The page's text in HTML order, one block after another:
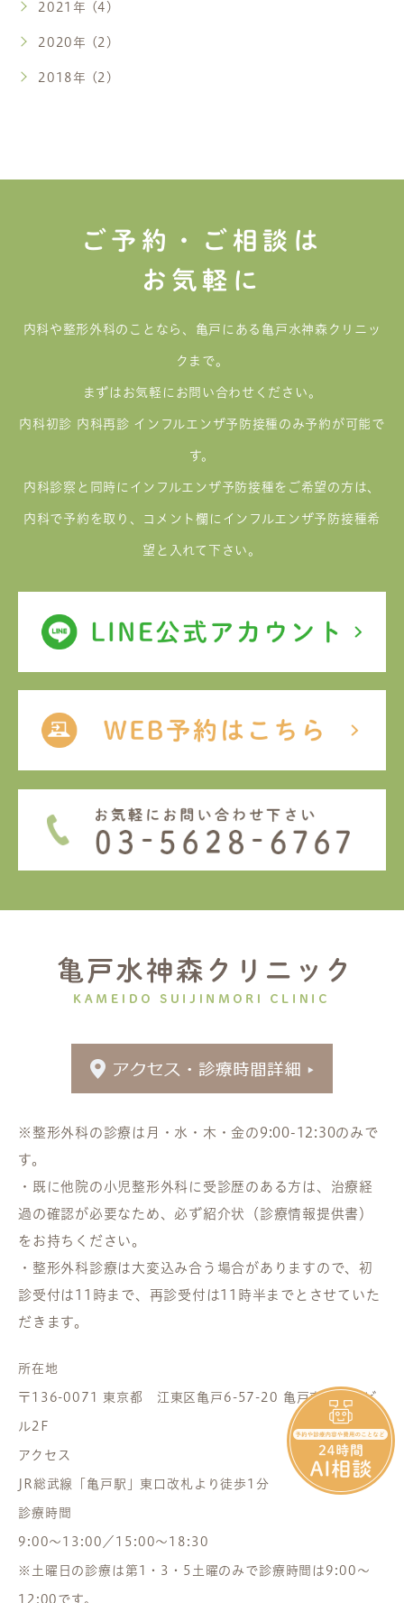
2021年 (4)
2020年 (2)
2018年 (2)
ご予約・ご相談は
お気軽に
内科や整形外科のことなら、亀戸にある亀戸水神森クリニッ
クまで。
まずはお気軽にお問い合わせください。
内科初診 内科再診 インフルエンザ予防接種のみ予約が可能で
す。
内科診察と同時にインフルエンザ予防接種をご希望の方は、
内科で予約を取り、コメント欄にインフルエンザ予防接種希
望と入れて下さい。
※整形外科の診療は月・水・木・金の9:00-12:30のみで
す。
・既に他院の小児整形外科に受診歴のある方は、治療経
過の確認が必要なため、必ず紹介状（診療情報提供書）
をお持ちください。
・整形外科診療は大変込み合う場合がありますので、初
診受付は11時まで、再診受付は11時半までとさせていた
だきます。
所在地
〒136-0071 東京都 江東区亀戸6-57-20 亀戸東口駅前ビ
ル2F
アクセス
JR総武線「亀戸駅」東口改札より徒歩1分
診療時間
9:00～13:00／15:00～18:30
※土曜日の診療は第1・3・5土曜のみで診療時間は9:00～
12:00です。